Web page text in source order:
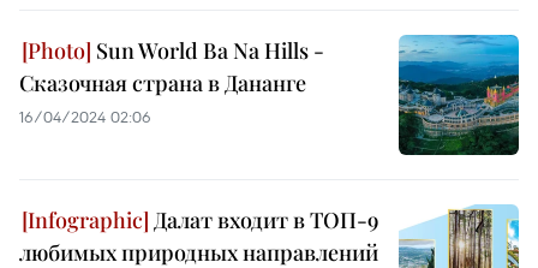
Sun World Ba Na Hills -
Сказочная страна в Дананге
16/04/2024 02:06
Далат входит в ТОП-9
любимых природных направлений